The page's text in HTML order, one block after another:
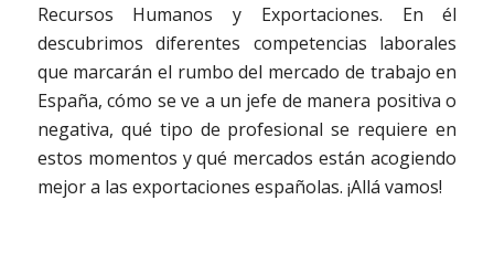
Recursos Humanos y Exportaciones. En él
descubrimos diferentes competencias laborales
que marcarán el rumbo del mercado de trabajo en
España, cómo se ve a un jefe de manera positiva o
negativa, qué tipo de profesional se requiere en
estos momentos y qué mercados están acogiendo
mejor a las exportaciones españolas. ¡Allá vamos!